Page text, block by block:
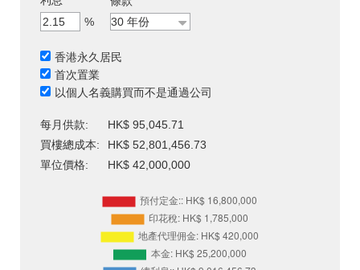
%
香港永久居民
首次置業
以個人名義購買而不是通過公司
每月供款:
HK$ 95,045.71
買樓總成本:
HK$ 52,801,456.73
單位價格:
HK$ 42,000,000